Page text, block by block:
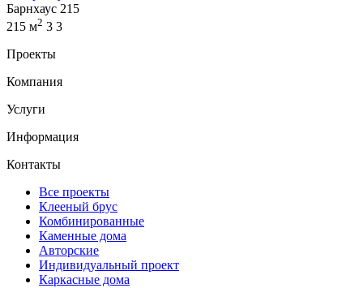
Барнхаус 215
215 м2 3 3
Проекты
Компания
Услуги
Информация
Контакты
Все проекты
Клееный брус
Комбинированные
Каменные дома
Авторские
Индивидуальный проект
Каркасные дома